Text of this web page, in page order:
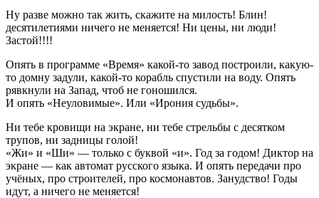
Ну разве можно так жить, скажите на милость! Блин!
десятилетиями ничего не меняется! Ни цены, ни люди!
Застой!!!!
Опять в программе «Время» какой-то завод построили, какую-
то домну задули, какой-то корабль спустили на воду. Опять
рявкнули на Запад, чтоб не гоношился.
И опять «Неуловимые». Или «Ирония судьбы».
Ни тебе кровищи на экране, ни тебе стрельбы с десятком
трупов, ни задницы голой!
«Жи» и «Ши» — только с буквой «и». Год за годом! Диктор на
экране — как автомат русского языка. И опять передачи про
учёных, про строителей, про космонавтов. Занудство! Годы
идут, а ничего не меняется!